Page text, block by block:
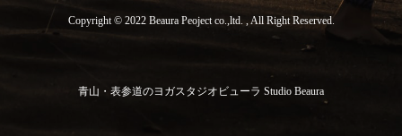
Copyright © 2022 Beaura Peoject co.,ltd. , All Right Reserved.
青山・表参道のヨガスタジオビューラ Studio Beaura